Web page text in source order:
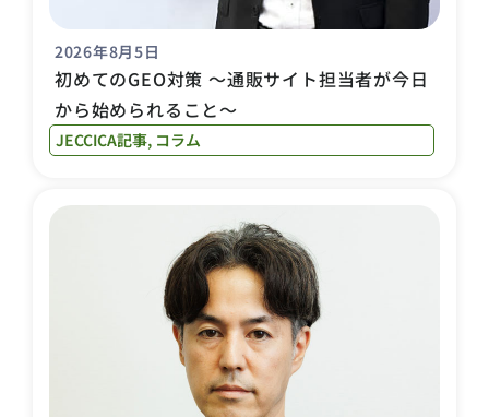
2026年8月5日
初めてのGEO対策 〜通販サイト担当者が今日
から始められること〜
JECCICA記事, コラム